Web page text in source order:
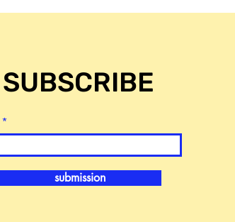
SUBSCRIBE
submission